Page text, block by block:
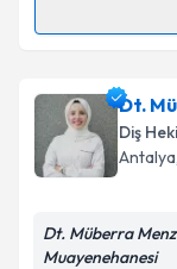
Randevu
Dt. Hazal
oluşturun.
takvim
Dt.
Diş
Antalya
Dt. Müberra
Muayenehanesi